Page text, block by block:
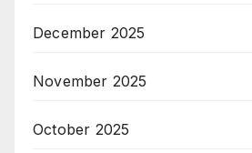
December 2025
November 2025
October 2025